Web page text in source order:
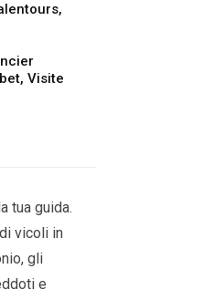
,
, Visite
tua guida.
vicoli in
gli
e